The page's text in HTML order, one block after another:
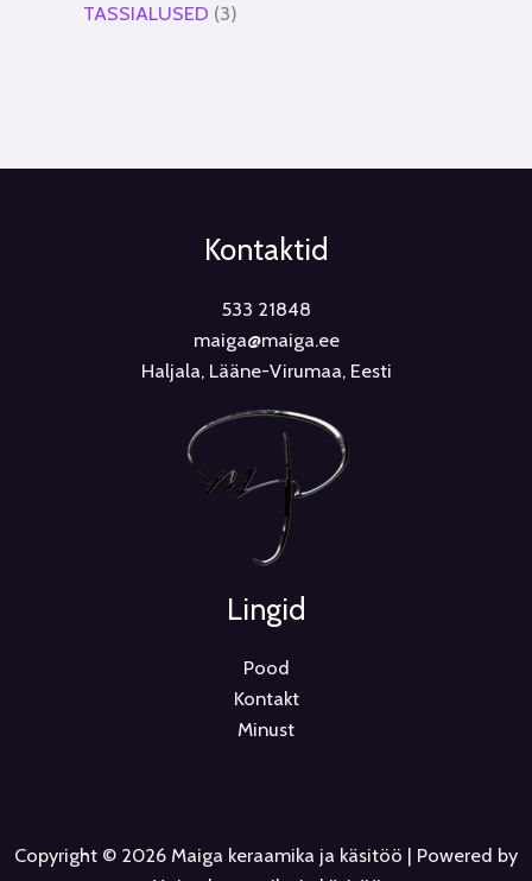
TASSIALUSED 3
Kontaktid
533 21848
maiga@maiga.ee
Haljala, Lääne-Virumaa, Eesti
Lingid
Pood
Kontakt
Minust
Copyright © 2026 Maiga keraamika ja käsitöö | Powered by